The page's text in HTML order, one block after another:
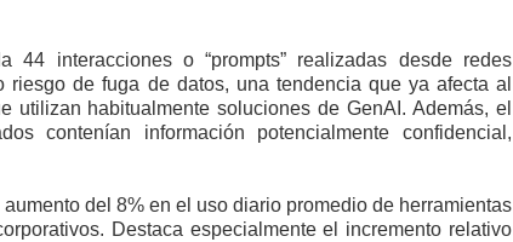
44 interacciones o “prompts” realizadas desde redes
riesgo de fuga de datos, una tendencia que ya afecta al
utilizan habitualmente soluciones de GenAI. Además, el
contenían información potencialmente confidencial,
del 8% en el uso diario promedio de herramientas
Destaca especialmente el incremento relativo